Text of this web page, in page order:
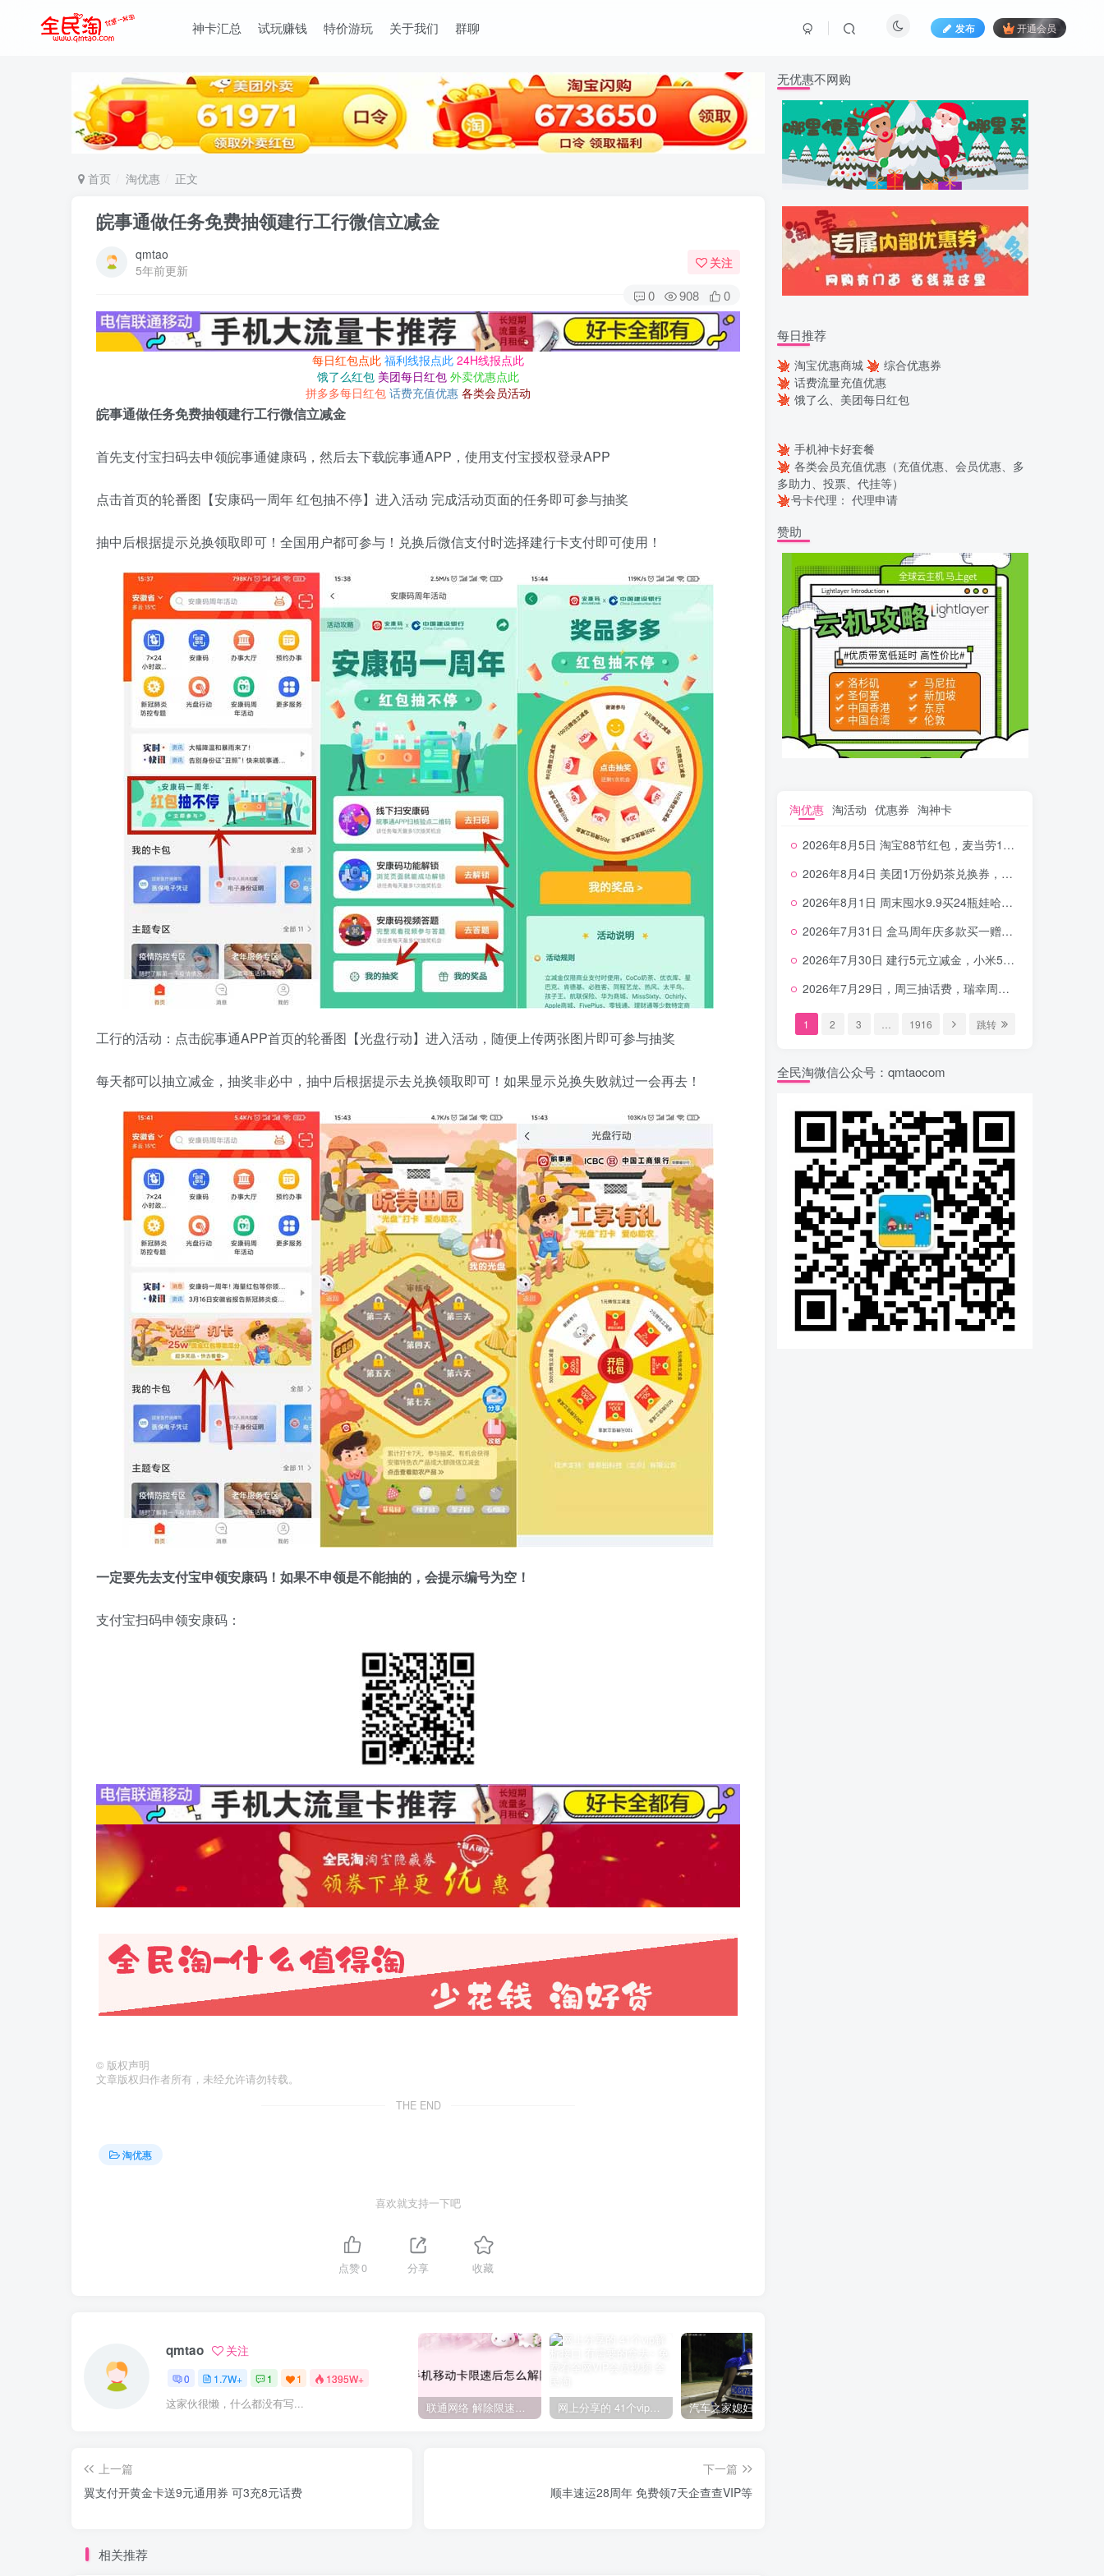
神卡汇总 试玩赚钱 特价游玩 关于我们 群聊 发布 开通会员
首页 淘优惠 正文
皖事通做任务免费抽领建行工行微信立减金
qmtao
5年前更新
关注
0 908 0
每日红包点此 福利线报点此 24H线报点此
饿了么红包 美团每日红包 外卖优惠点此
拼多多每日红包 话费充值优惠 各类会员活动
皖事通做任务免费抽领建行工行微信立减金
首先支付宝扫码去申领皖事通健康码，然后去下载皖事通APP，使用支付宝授权登录APP
点击首页的轮番图【安康码一周年 红包抽不停】进入活动 完成活动页面的任务即可参与抽奖
抽中后根据提示兑换领取即可！全国用户都可参与！兑换后微信支付时选择建行卡支付即可使用！
工行的活动：点击皖事通APP首页的轮番图【光盘行动】进入活动，随便上传两张图片即可参与抽奖
每天都可以抽立减金，抽奖非必中，抽中后根据提示去兑换领取即可！如果显示兑换失败就过一会再去！
一定要先去支付宝申领安康码！如果不申领是不能抽的，会提示编号为空！
支付宝扫码申领安康码：
© 版权声明
文章版权归作者所有，未经允许请勿转载。
THE END
淘优惠
喜欢就支持一下吧
点赞0 分享 收藏
qmtao 关注
0 1.7W+ 1 1 1395W+
这家伙很懒，什么都没有写... 联通网络 解除限速方法参考！畅享、畅玩、老白干等及其它地区自测了 网上分享的 41个vip解析接口 有需要的拿去~ 免费看全网VIP会员视频
上一篇
翼支付开黄金卡送9元通用券 可3充8元话费
下一篇
顺丰速运28周年 免费领7天企查查VIP等
相关推荐
无优惠不网购
每日推荐
淘宝优惠商城
综合优惠券
话费流量充值优惠
饿了么、美团每日红包
手机神卡好套餐
各类会员充值优惠（充值优惠、会员优惠、多
多助力、投票、代挂等）
号卡代理： 代理申请
赞助
淘优惠 淘活动 优惠券 淘神卡
2026年8月5日 淘宝88节红包，麦当劳150万份柠檬水，三万份瑞幸免单，霸王9万份0.01券等
2026年8月4日 美团1万份奶茶兑换券，农行5E卡，中行支付超给利，美团领18个冰激凌，小米每天领2-6元等等
2026年8月1日 周末囤水9.9买24瓶娃哈哈，建行100元京东券，移动5元话费，麦当劳甜筒，交行立减金等
2026年7月31日 盒马周年庆多款买一赠一，饿了么拆红包，建行30立减金，农行领10元刷卡金等
2026年7月30日 建行5元立减金，小米5元，抢2500份爷爷不泡茶，闪购20-20，3元吃瑞幸咖啡等
2026年7月29日，周三抽话费，瑞幸周三免单，4.9元瑞幸咖啡，蜜雪兑换券，工行5元立减金等
1 2 3 1916 跳转
全民淘微信公众号：qmtaocom